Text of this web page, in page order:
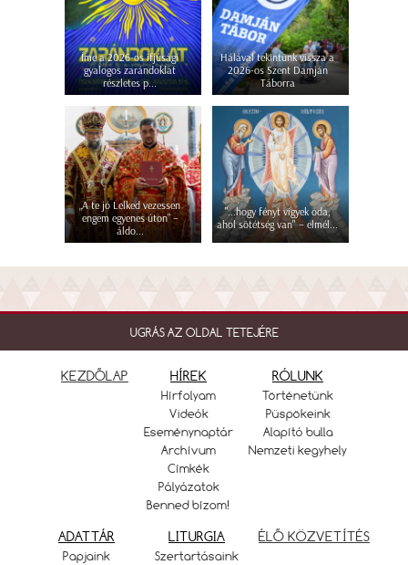
Íme a 2026-os ifjúsági
gyalogos zarándoklat
részletes p...
Hálával tekintünk vissza a
2026-os Szent Damján
Táborra
„A te jó Lelked vezessen
engem egyenes úton” –
áldo...
"...hogy fényt vigyek oda,
ahol sötétség van" – elmél...
UGRÁS AZ OLDAL TETEJÉRE
KEZDŐLAP HÍREK
Hírfolyam
Videók
Eseménynaptár
Archívum
Címkék
Pályázatok
Benned bízom!
RÓLUNK
Történetünk
Püspökeink
Alapító bulla
Nemzeti kegyhely
ADATTÁR
Papjaink
LITURGIA
Szertartásaink
ÉLŐ KÖZVETÍTÉS